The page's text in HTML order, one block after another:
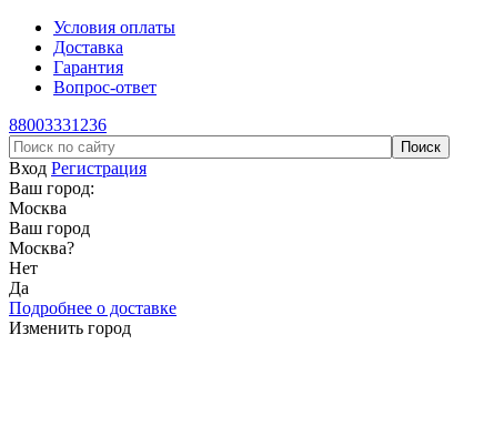
Условия оплаты
Доставка
Гарантия
Вопрос-ответ
88003331236
Вход Регистрация
Ваш город:
Москва
Ваш город
Москва?
Нет
Да
Подробнее о доставке
Изменить город